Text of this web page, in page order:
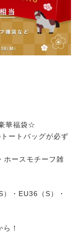
華福袋☆
ートバッグが必ず
ホースモチーフ雑
）・EU36（S）・
！